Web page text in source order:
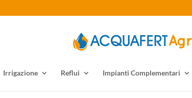
Irrigazione Reflui Impianti Complementari